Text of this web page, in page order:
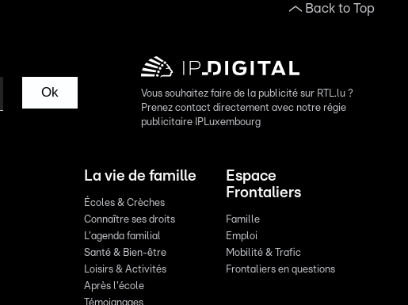
Back to Top
Ok
Vous souhaitez faire de la publicité sur RTL.lu ?
Prenez contact directement avec notre régie
publicitaire IPLuxembourg
La vie de famille
Écoles & Crèches
Connaître ses droits
L'agenda familial
Santé & Bien-être
Loisirs & Activités
Après l'école
Espace
Frontaliers
Famille
Emploi
Mobilité & Trafic
Frontaliers en questions